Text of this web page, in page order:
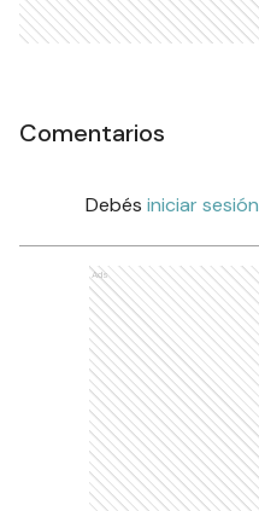
Comentarios
Debés iniciar sesión
Ads